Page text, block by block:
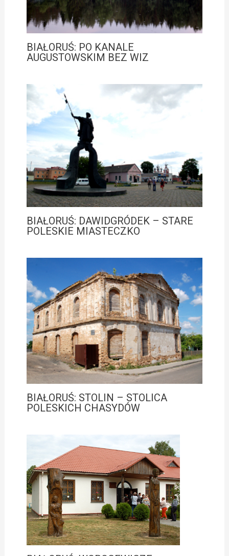
BIAŁORUŚ: PO KANALE
AUGUSTOWSKIM BEZ WIZ
BIAŁORUŚ: DAWIDGRÓDEK – STARE
POLESKIE MIASTECZKO
BIAŁORUŚ: STOLIN – STOLICA
POLESKICH CHASYDÓW